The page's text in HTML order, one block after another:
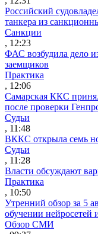
Российский
танкера из
Санкции
, 12:23
ФАС возбудила дело
заемщиков
Практика
, 12:06
Самарская ККС
после проверки
Судьи
, 11:48
ВККС открыла семь
Судьи
, 11:28
Власти обсуждают
Практика
, 10:50
Утренний обзор за 5
обучении
Обзор СМИ